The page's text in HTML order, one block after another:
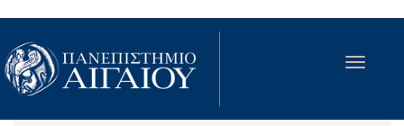
Παράκαμψη προς το κυρίως περιεχόμενο
Toggle